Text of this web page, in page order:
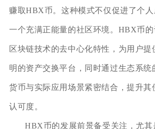
赚取HBX币。这种模式不仅促进了个
一个充满正能量的社区环境。HBX币
区块链技术的去中心化特性，为用户提
明的资产交换平台，同时通过生态系统
货币与实际应用场景紧密结合，提升其
认可度。
HBX币的发展前景备受关注，尤其